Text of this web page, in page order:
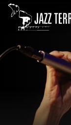
Vés al contingut